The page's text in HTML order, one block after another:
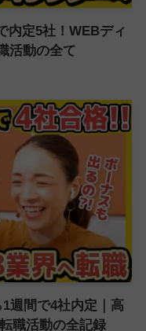
内定5社！WEBディ
活動の全て
1週間で4社内定｜高
職活動の全記録